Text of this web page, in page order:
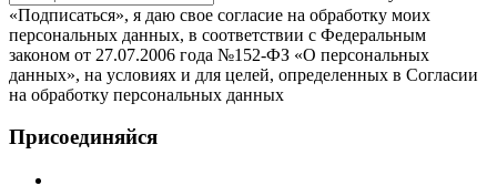
«Подписаться», я даю свое согласие на обработку моих
персональных данных, в соответствии с Федеральным
законом от 27.07.2006 года №152-ФЗ «О персональных
данных», на условиях и для целей, определенных в Согласии
на обработку персональных данных
Присоединяйся